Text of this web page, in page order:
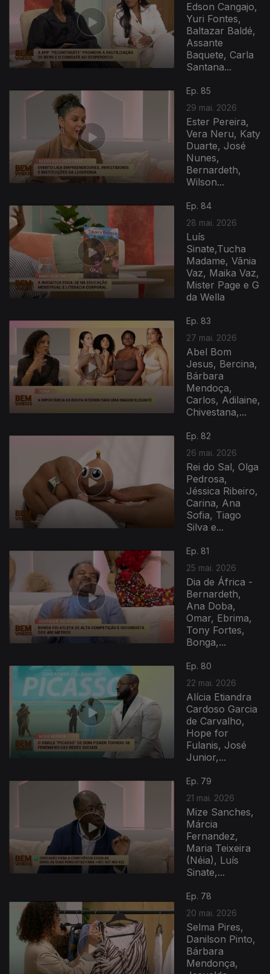
Edson Cangajo,
Yuri Fontes,
Baltazar Baldé,
Assante
Baquete, Carla
Santana...
Ep. 85
29 mai. 2026
Ester Pereira,
Vera Neru, Katy
Duarte, José
Nunes,
Bernardeth,
Wilson...
Ep. 84
28 mai. 2026
Luís
Sinate,Tucha
Madame, Vãnia
Vaz, Maika Vaz,
Mister Page e G
da Wella
Ep. 83
27 mai. 2026
Abel Bom
Jesus, Bercina,
Bárbara
Mendoça,
Carlos, Adilaine,
Chivestana,...
Ep. 82
26 mai. 2026
Rei do Sal, Olga
Pedrosa,
Jéssica Ribeiro,
Carina, Ana
Sofia, Tiago
Silva e...
931803
Ep. 81
25 mai. 2026
Dia de África -
Bernardeth,
Ana Doba,
Omar, Ebrima,
Tony Fortes,
Bonga,...
Ep. 80
22 mai. 2026
Alícia Etiandra
Cardoso Garcia
de Carvalho,
Hope for
Fulanis, José
Junior,...
Ep. 79
21 mai. 2026
Mize Sanches,
Márcia
Fernandez,
Maria Teixeira
(Néia), Luís
Sinate,...
Ep. 78
20 mai. 2026
Selma Pires,
Danilson Pinto,
Bárbara
Mendonça,